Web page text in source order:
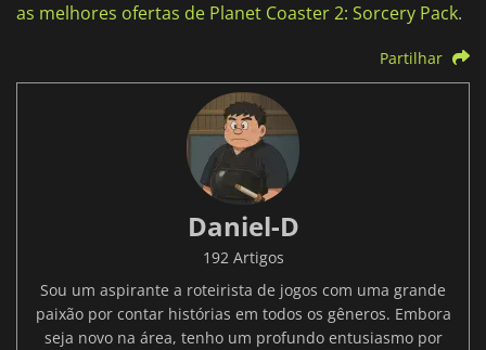
as melhores ofertas de Planet Coaster 2: Sorcery Pack.
Partilhar
Daniel-D
192 Artigos
Sou um aspirante a roteirista de jogos com uma grande
paixão por contar histórias em todos os gêneros. Embora
seja novo na área, tenho um profundo entusiasmo por